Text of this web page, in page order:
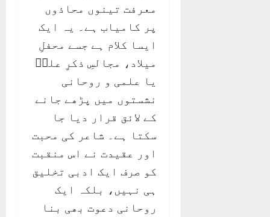
معرفت تینوں محاذوں
پر کامیاب ہے۔ یہ ایک
ایسا کلام ہے جسے محفلِ
میلاد، مجالسِ ذکرِ علیؑ
یا علمی و روحانی
نشستوں میں پڑھے جانے
کے لائق قرار دیا جا
سکتا ہے۔ شاعر کی محبت
اور عقیدت نے اس منقبت
کو صرف ایک ادبی تخلیق
ہی نہیں، بلکہ ایک
روحانی دعوت بھی بنا